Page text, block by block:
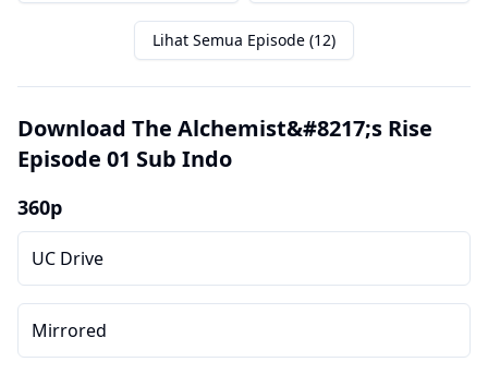
Lihat Semua Episode (12)
Download The Alchemist&#8217;s Rise
Episode 01 Sub Indo
360p
UC Drive
Mirrored